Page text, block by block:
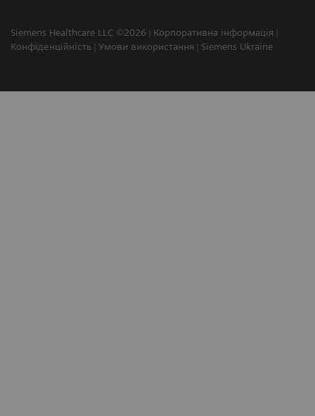
Siemens Healthcare LLC ©2026
Корпоративна інформація
Конфіденційність
Умови використання Siemens Ukraine